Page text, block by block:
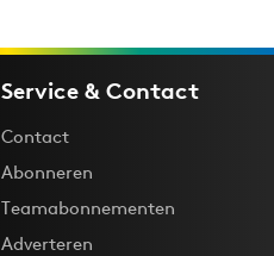
Service & Contact
Contact
Abonneren
Teamabonnementen
Adverteren